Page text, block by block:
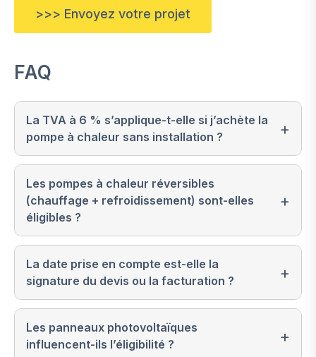
>>> Envoyez votre projet
FAQ
La TVA à 6 % s’applique-t-elle si j’achète la
pompe à chaleur sans installation ?
Les pompes à chaleur réversibles
(chauffage + refroidissement) sont-elles
éligibles ?
La date prise en compte est-elle la
signature du devis ou la facturation ?
Les panneaux photovoltaïques
influencent-ils l’éligibilité ?